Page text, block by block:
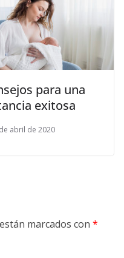
para una
exitosa
abril de 2020
marcados con *